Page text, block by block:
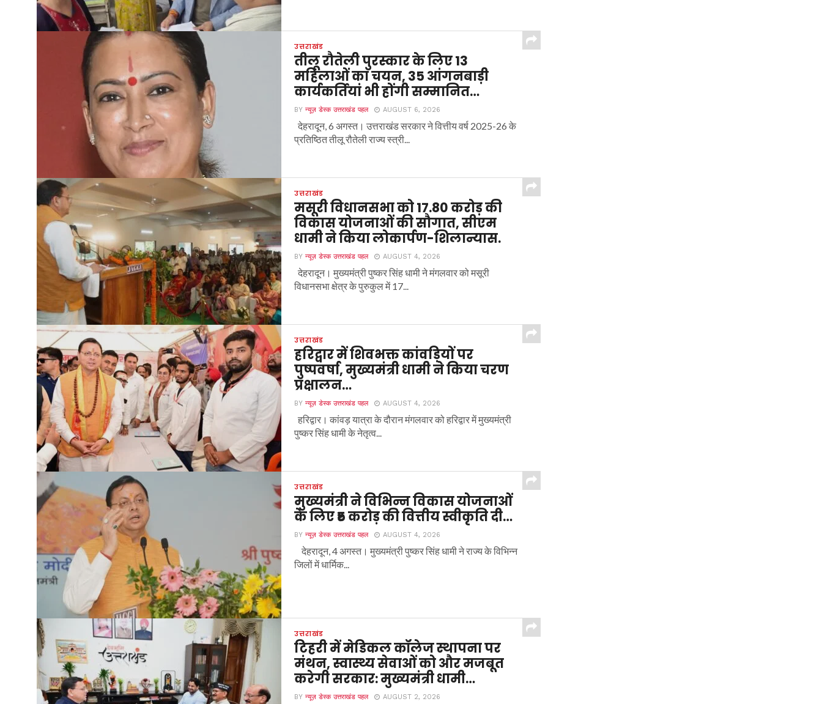
उत्तराखंड
तीलू रौतेली पुरस्कार के लिए 13
महिलाओं का चयन, 35 आंगनबाड़ी
कार्यकर्तियां भी होंगी सम्मानित…
BYन्यूज़ डेस्क उत्तराखंड पहल AUGUST 6, 2026
देहरादून, 6 अगस्त। उत्तराखंड सरकार ने वित्तीय वर्ष 2025-26 के
प्रतिष्ठित तीलू रौतेली राज्य स्त्री...
उत्तराखंड
मसूरी विधानसभा को 17.80 करोड़ की
विकास योजनाओं की सौगात, सीएम
धामी ने किया लोकार्पण-शिलान्यास.
BYन्यूज़ डेस्क उत्तराखंड पहल AUGUST 4, 2026
देहरादून। मुख्यमंत्री पुष्कर सिंह धामी ने मंगलवार को मसूरी
विधानसभा क्षेत्र के पुरुकुल में 17...
उत्तराखंड
हरिद्वार में शिवभक्त कांवड़ियों पर
पुष्पवर्षा, मुख्यमंत्री धामी ने किया चरण
प्रक्षालन…
BYन्यूज़ डेस्क उत्तराखंड पहल AUGUST 4, 2026
हरिद्वार। कांवड़ यात्रा के दौरान मंगलवार को हरिद्वार में मुख्यमंत्री
पुष्कर सिंह धामी के नेतृत्व...
उत्तराखंड
मुख्यमंत्री ने विभिन्न विकास योजनाओं
के लिए ₹5 करोड़ की वित्तीय स्वीकृति दी…
BYन्यूज़ डेस्क उत्तराखंड पहल AUGUST 4, 2026
देहरादून, 4 अगस्त। मुख्यमंत्री पुष्कर सिंह धामी ने राज्य के विभिन्न
जिलों में धार्मिक...
उत्तराखंड
टिहरी में मेडिकल कॉलेज स्थापना पर
मंथन, स्वास्थ्य सेवाओं को और मजबूत
करेगी सरकार: मुख्यमंत्री धामी…
BYन्यूज़ डेस्क उत्तराखंड पहल AUGUST 2, 2026